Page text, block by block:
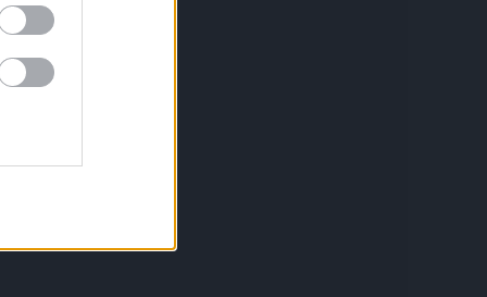
Aviso legal
Política de privacidad